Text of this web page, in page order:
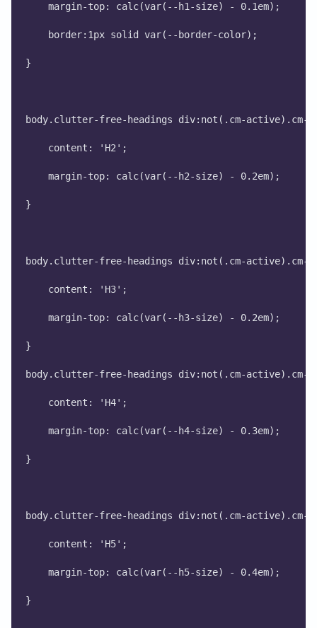
margin-top: calc(var(--h1-size) - 0.1em);
border:1px solid var(--border-color);
}
body.clutter-free-headings div:not(.cm-active).cm-
content: 'H2';
margin-top: calc(var(--h2-size) - 0.2em);
}
body.clutter-free-headings div:not(.cm-active).cm-
content: 'H3';
margin-top: calc(var(--h3-size) - 0.2em);
}
body.clutter-free-headings div:not(.cm-active).cm-
content: 'H4';
margin-top: calc(var(--h4-size) - 0.3em);
}
body.clutter-free-headings div:not(.cm-active).cm-
content: 'H5';
margin-top: calc(var(--h5-size) - 0.4em);
}